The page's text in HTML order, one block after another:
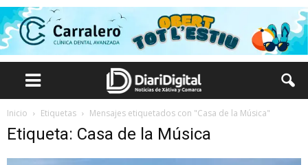
Inicio Etiquetas Mensajes etiquetados con "Casa de la Música"
Etiqueta: Casa de la Música